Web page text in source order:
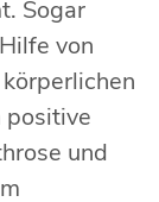
Sogar
von
positive
und